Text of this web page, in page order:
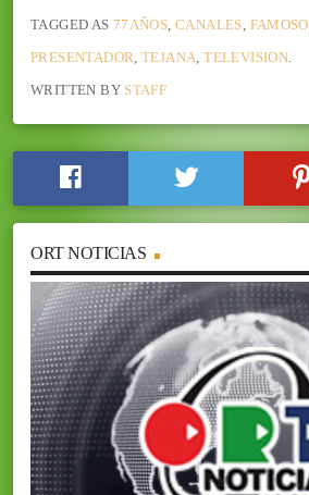
TAGGED AS 77AÑOS ,CANALES FAMOSO
PRESENTADOR ,TEJANA ,TELEVISION
WRITTEN BY STAFF
ORT NOTICIAS